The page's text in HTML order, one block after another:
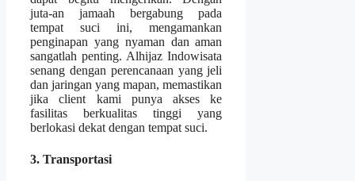
juta-an jamaah bergabung pada
tempat suci ini, mengamankan
penginapan yang nyaman dan aman
sangatlah penting. Alhijaz Indowisata
senang dengan perencanaan yang jeli
dan jaringan yang mapan, memastikan
jika client kami punya akses ke
fasilitas berkualitas tinggi yang
berlokasi dekat dengan tempat suci.
3. Transportasi